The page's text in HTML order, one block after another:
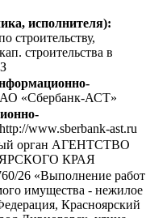
исполнителя):
строительству,
строительства в
АО «Сбербанк-АСТ»
http://www.sberbank-ast.ru
орган АГЕНТСТВО
КРАЯ
26 «Выполнение работ
имущества - нежилое
Красноярский